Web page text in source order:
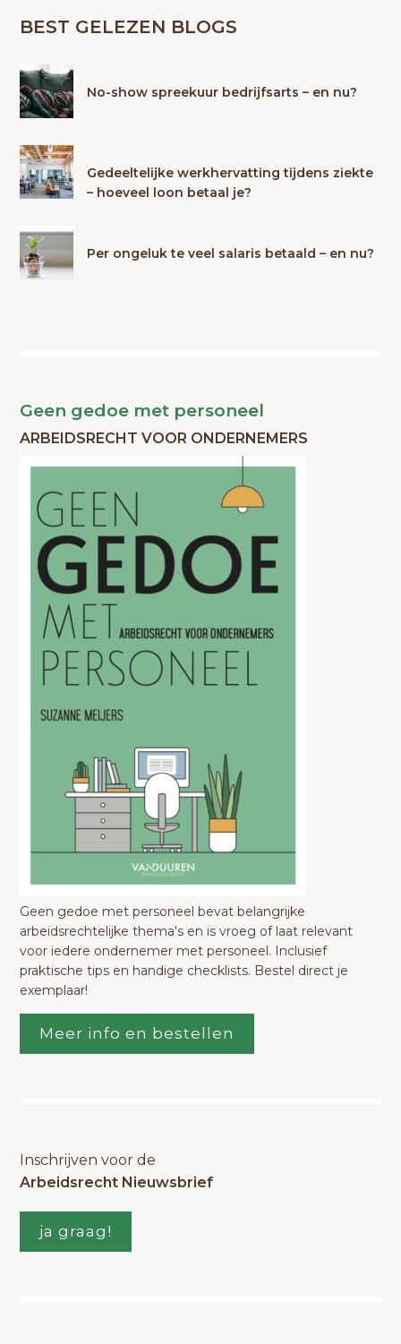
BEST GELEZEN BLOGS
No-show spreekuur bedrijfsarts – en nu?
Gedeeltelijke werkhervatting tijdens ziekte
– hoeveel loon betaal je?
Per ongeluk te veel salaris betaald – en nu?
Geen gedoe met personeel
ARBEIDSRECHT VOOR ONDERNEMERS
Geen gedoe met personeel bevat belangrijke
arbeidsrechtelijke thema's en is vroeg of laat relevant
voor iedere ondernemer met personeel. Inclusief
praktische tips en handige checklists. Bestel direct je
exemplaar!
Meer info en bestellen
Inschrijven voor de
Arbeidsrecht Nieuwsbrief
ja graag!